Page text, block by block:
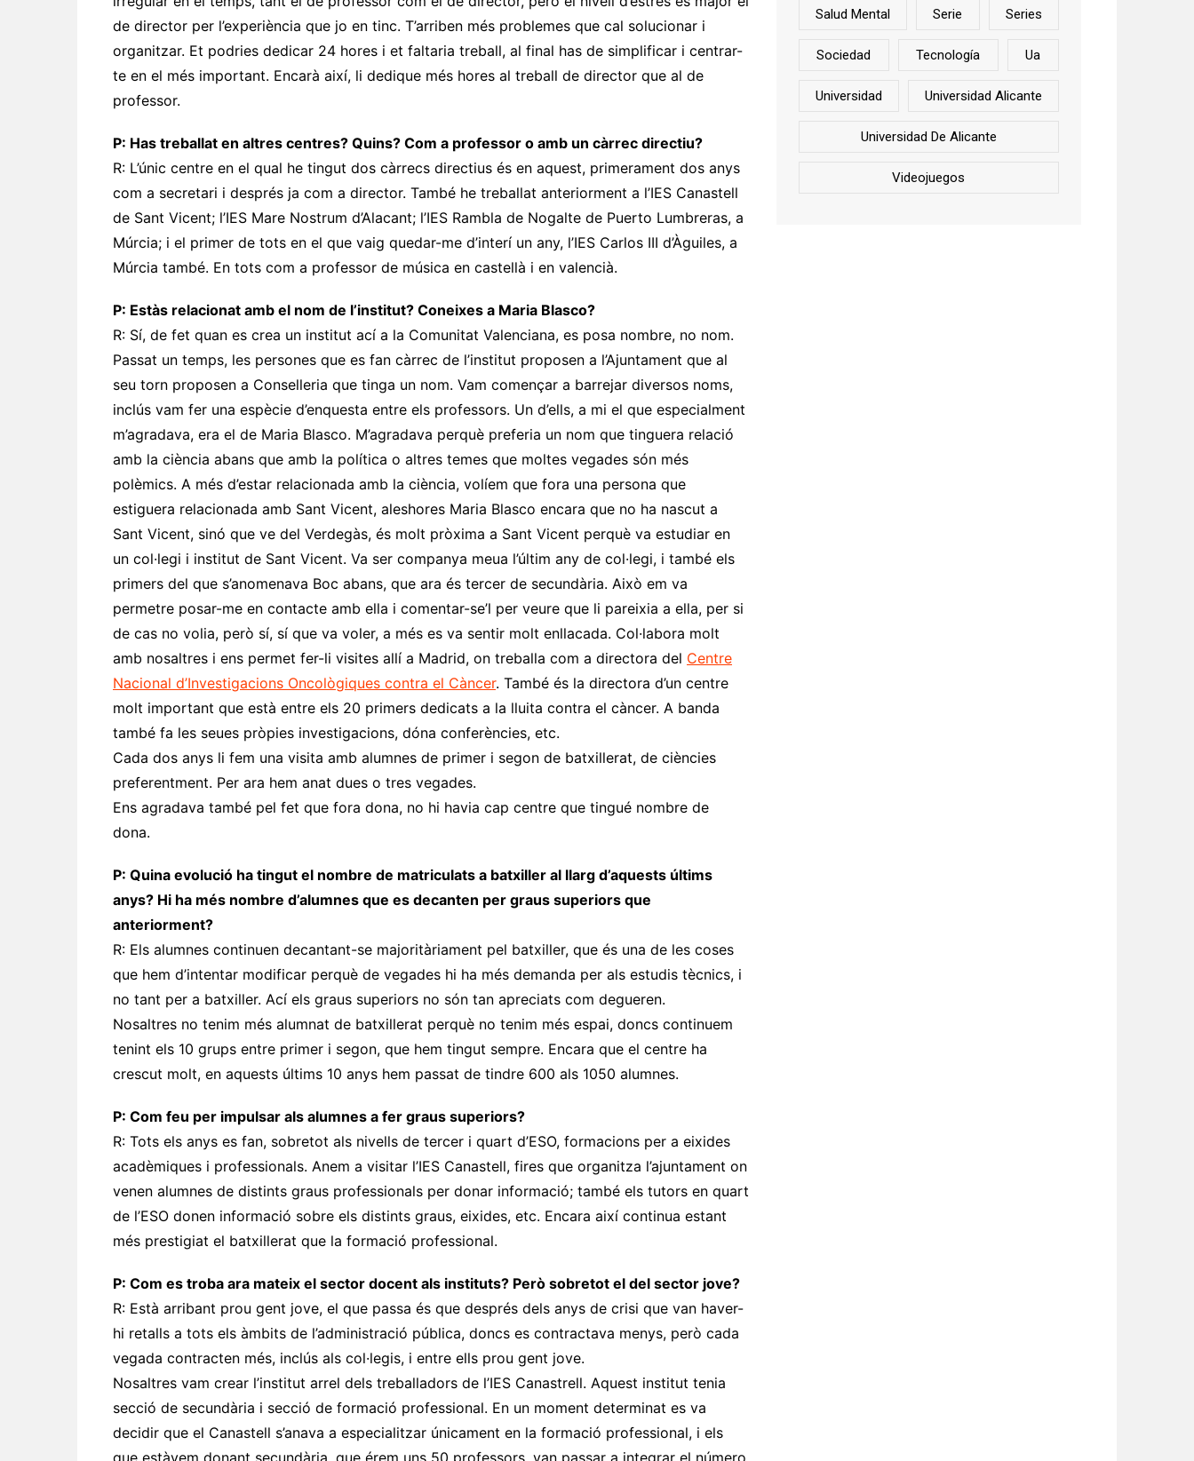
de director per l’experiència que jo en tinc. T’arriben més problemes que cal solucionar i
organitzar. Et podries dedicar 24 hores i et faltaria treball, al final has de simplificar i centrar-
te en el més important. Encarà així, li dedique més hores al treball de director que al de
professor.
P: Has treballat en altres centres? Quins? Com a professor o amb un càrrec directiu?
R: L’únic centre en el qual he tingut dos càrrecs directius és en aquest, primerament dos anys
com a secretari i després ja com a director. També he treballat anteriorment a l’IES Canastell
de Sant Vicent; l’IES Mare Nostrum d’Alacant; l’IES Rambla de Nogalte de Puerto Lumbreras, a
Múrcia; i el primer de tots en el que vaig quedar-me d’interí un any, l’IES Carlos III d’Àguiles, a
Múrcia també. En tots com a professor de música en castellà i en valencià.
P: Estàs relacionat amb el nom de l’institut? Coneixes a Maria Blasco?
R: Sí, de fet quan es crea un institut ací a la Comunitat Valenciana, es posa nombre, no nom.
Passat un temps, les persones que es fan càrrec de l’institut proposen a l’Ajuntament que al
seu torn proposen a Conselleria que tinga un nom. Vam començar a barrejar diversos noms,
inclús vam fer una espècie d’enquesta entre els professors. Un d’ells, a mi el que especialment
m’agradava, era el de Maria Blasco. M’agradava perquè preferia un nom que tinguera relació
amb la ciència abans que amb la política o altres temes que moltes vegades són més
polèmics. A més d’estar relacionada amb la ciència, volíem que fora una persona que
estiguera relacionada amb Sant Vicent, aleshores Maria Blasco encara que no ha nascut a
Sant Vicent, sinó que ve del Verdegàs, és molt pròxima a Sant Vicent perquè va estudiar en
un col·legi i institut de Sant Vicent. Va ser companya meua l’últim any de col·legi, i també els
primers del que s’anomenava Boc abans, que ara és tercer de secundària. Això em va
permetre posar-me en contacte amb ella i comentar-se’l per veure que li pareixia a ella, per si
de cas no volia, però sí, sí que va voler, a més es va sentir molt enllacada. Col·labora molt
amb nosaltres i ens permet fer-li visites allí a Madrid, on treballa com a directora del Centre
Nacional d’Investigacions Oncològiques contra el Càncer. També és la directora d’un centre
molt important que està entre els 20 primers dedicats a la lluita contra el càncer. A banda
també fa les seues pròpies investigacions, dóna conferències, etc.
Cada dos anys li fem una visita amb alumnes de primer i segon de batxillerat, de ciències
preferentment. Per ara hem anat dues o tres vegades.
Ens agradava també pel fet que fora dona, no hi havia cap centre que tingué nombre de
dona.
P: Quina evolució ha tingut el nombre de matriculats a batxiller al llarg d’aquests últims
anys? Hi ha més nombre d’alumnes que es decanten per graus superiors que
anteriorment?
R: Els alumnes continuen decantant-se majoritàriament pel batxiller, que és una de les coses
que hem d’intentar modificar perquè de vegades hi ha més demanda per als estudis tècnics, i
no tant per a batxiller. Ací els graus superiors no són tan apreciats com degueren.
Nosaltres no tenim més alumnat de batxillerat perquè no tenim més espai, doncs continuem
tenint els 10 grups entre primer i segon, que hem tingut sempre. Encara que el centre ha
crescut molt, en aquests últims 10 anys hem passat de tindre 600 als 1050 alumnes.
P: Com feu per impulsar als alumnes a fer graus superiors?
R: Tots els anys es fan, sobretot als nivells de tercer i quart d’ESO, formacions per a eixides
acadèmiques i professionals. Anem a visitar l’IES Canastell, fires que organitza l’ajuntament on
venen alumnes de distints graus professionals per donar informació; també els tutors en quart
de l’ESO donen informació sobre els distints graus, eixides, etc. Encara així continua estant
més prestigiat el batxillerat que la formació professional.
P: Com es troba ara mateix el sector docent als instituts? Però sobretot el del sector jove?
R: Està arribant prou gent jove, el que passa és que després dels anys de crisi que van haver-
hi retalls a tots els àmbits de l’administració pública, doncs es contractava menys, però cada
vegada contracten més, inclús als col·legis, i entre ells prou gent jove.
Nosaltres vam crear l’institut arrel dels treballadors de l’IES Canastrell. Aquest institut tenia
secció de secundària i secció de formació professional. En un moment determinat es va
decidir que el Canastell s’anava a especialitzar únicament en la formació professional, i els
Salud Mental Serie Series
Sociedad Tecnología Ua
Universidad Universidad Alicante
Universidad De Alicante
Videojuegos